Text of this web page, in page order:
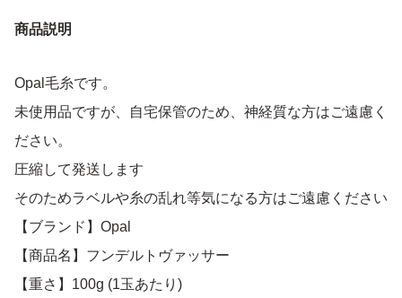
商品説明
Opal毛糸です。
未使用品ですが、自宅保管のため、神経質な方はご遠慮く
ださい。
圧縮して発送します
そのためラベルや糸の乱れ等気になる方はご遠慮ください
【ブランド】Opal
【商品名】フンデルトヴァッサー
【重さ】100g (1玉あたり)